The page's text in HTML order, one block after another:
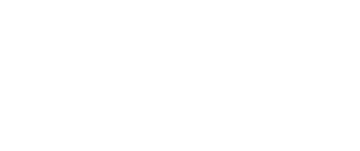
Дніпро